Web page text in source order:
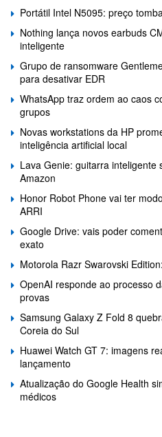
Portátil Intel N5095: preço
Nothing lança novos earbuds
inteligente
Grupo de ransomware
para desativar EDR
WhatsApp traz ordem ao caos
grupos
Novas workstations da HP
inteligência artificial local
Lava Genie: guitarra inteligente
Amazon
Honor Robot Phone vai ter
ARRI
Google Drive: vais poder
exato
Motorola Razr Swarovski
OpenAI responde ao processo
provas
Samsung Galaxy Z Fold 8
Coreia do Sul
Huawei Watch GT 7: imagens
lançamento
Atualização do Google Health
médicos